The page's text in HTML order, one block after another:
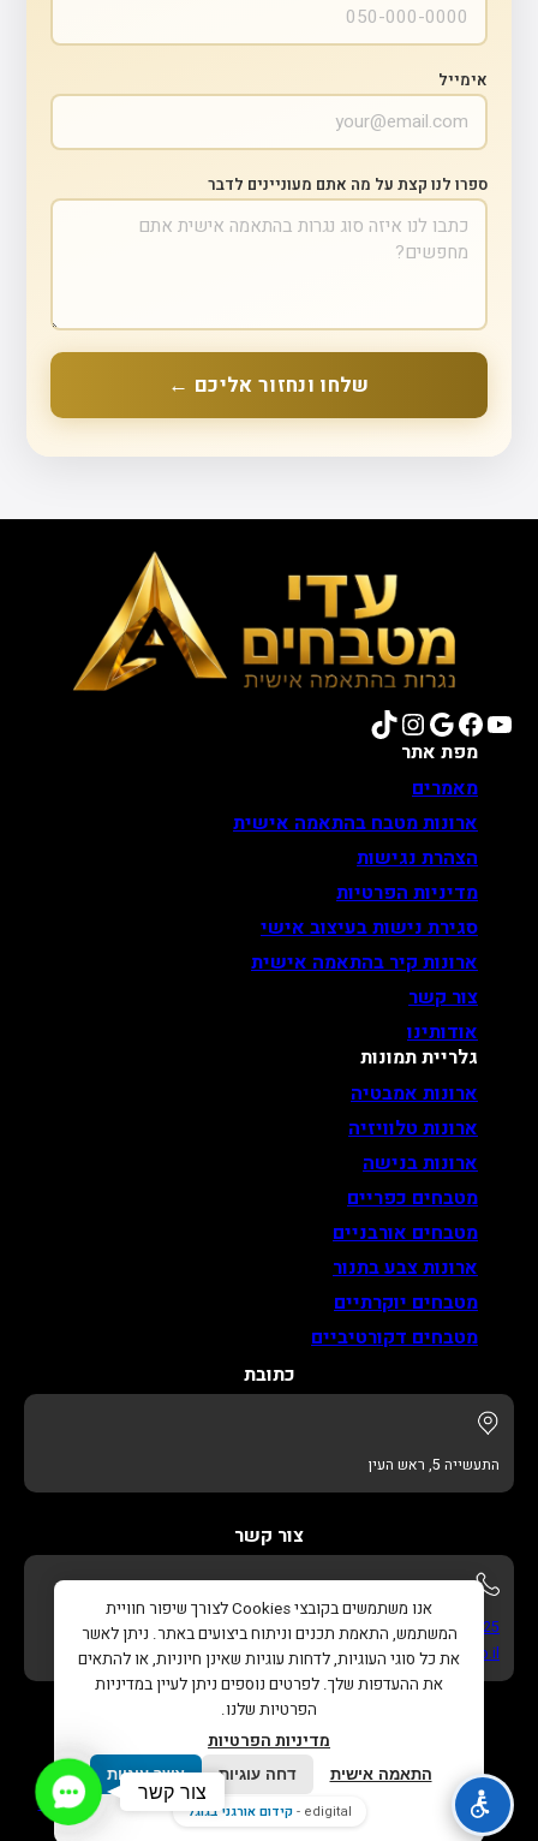
אימייל
ספרו לנו קצת על מה אתם מעוניינים לדבר
שלחו ונחזור אליכם ←
YouTube
Facebook
Google
Instagram
TikTok
מפת אתר
מאמרים
ארונות מטבח בהתאמה אישית
הצהרת נגישות
מדיניות הפרטיות
סגירת נישות בעיצוב אישי
ארונות קיר בהתאמה אישית
צור קשר
אודותינו
גלריית תמונות
ארונות אמבטיה
ארונות טלוויזיה
ארונות בנישה
מטבחים כפריים
מטבחים אורבניים
ארונות צבע בתנור
מטבחים יוקרתיים
מטבחים דקורטיביים
כתובת
התעשייה 5, ראש העין
צור קשר
052-622-3325
info@adikitchens.co.il
כל הזכויות שמורות © 2026 |
עדי מטבחים – נגרות בהתאמה
אישית
Edigital.co.il
אנו משתמשים בקובצי Cookies לצורך שיפור חוויית
המשתמש, התאמת תכנים וניתוח ביצועים באתר. ניתן לאשר
את כל סוגי העוגיות, לדחות עוגיות שאינן חיוניות, או להתאים
את ההעדפות שלך. לפרטים נוספים ניתן לעיין במדיניות
הפרטיות שלנו.
מדיניות הפרטיות
התאמה אישית דחה עוגיות אשר עוגיות
edigital - קידום אורגני בגוגל
Contact
Us
צור קשר